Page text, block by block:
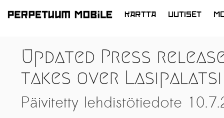
SIIRRY
KARTTA UUTISET
Updated Press release:
takes over Lasipalatsi
Päivitetty lehdistötiedote
ARTISTS at RISK (AR)
Welcoming PM-Mobile Resident
Meryem Saadi at Art Lab Gnesta to
the Immigré Artist (IA) Network